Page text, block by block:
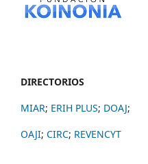
DIRECTORIOS
MIAR; ERIH PLUS; DOAJ;
OAJI; CIRC; REVENCYT